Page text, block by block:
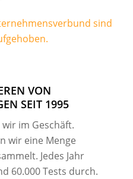
sind
VON
SEIT 1995
im Geschäft.
wir eine Menge
Jedes Jahr
60.000 Tests durch.